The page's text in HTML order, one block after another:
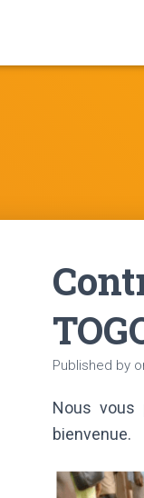
Published by
Nous vous
bienvenue.